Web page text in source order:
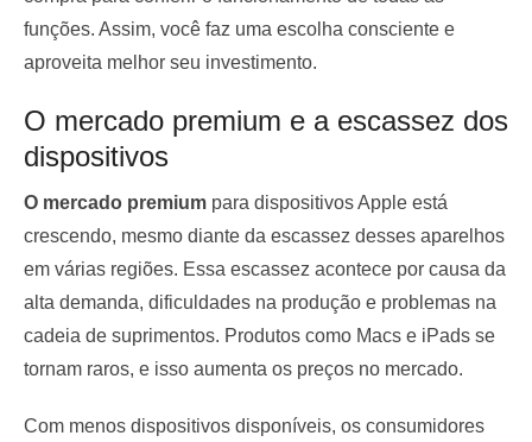
funções. Assim, você faz uma escolha consciente e
aproveita melhor seu investimento.
O mercado premium e a escassez dos
dispositivos
O mercado premium para dispositivos Apple está
crescendo, mesmo diante da escassez desses aparelhos
em várias regiões. Essa escassez acontece por causa da
alta demanda, dificuldades na produção e problemas na
cadeia de suprimentos. Produtos como Macs e iPads se
tornam raros, e isso aumenta os preços no mercado.
Com menos dispositivos disponíveis, os consumidores